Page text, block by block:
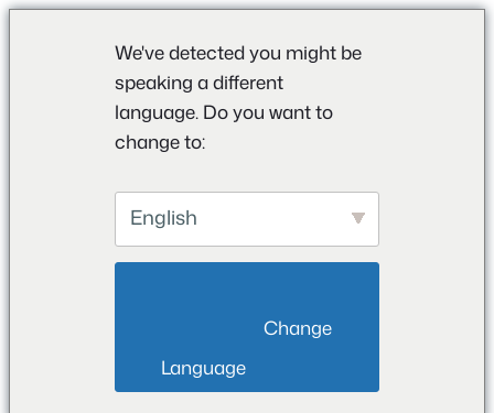
We've detected you might be
speaking a different
language. Do you want to
change to:
English
Language